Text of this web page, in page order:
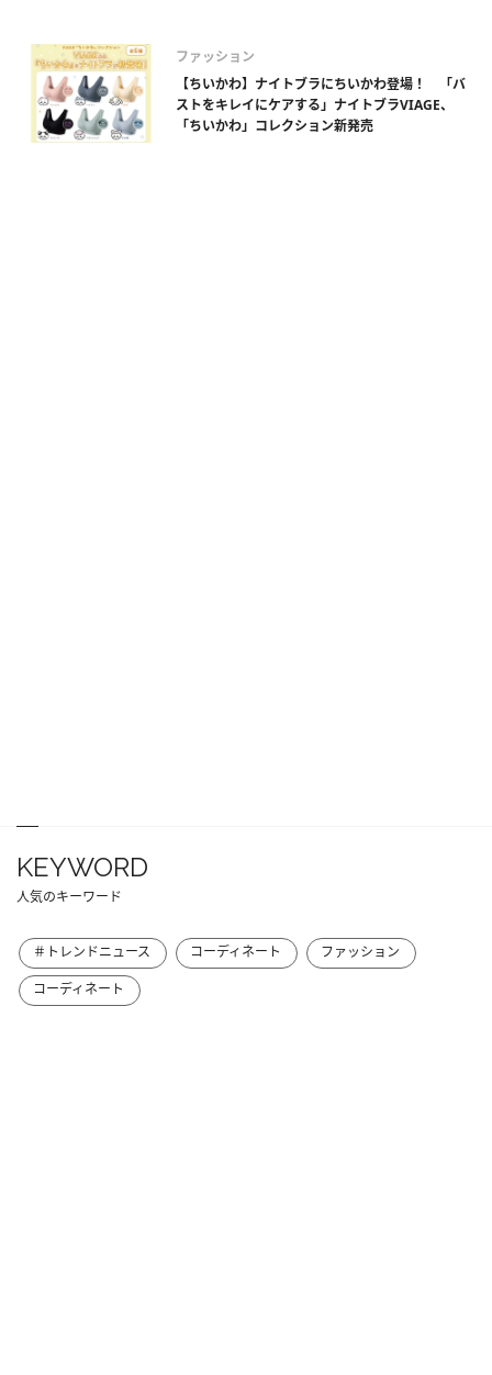
ファッション
【ちいかわ】ナイトブラにちいかわ登場！ 「バ
ストをキレイにケアする」ナイトブラVIAGE、
「ちいかわ」コレクション新発売
KEYWORD
人気のキーワード
＃トレンドニュース コーディネート
ファッション
コーディネート